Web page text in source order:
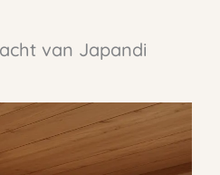
van Japandi